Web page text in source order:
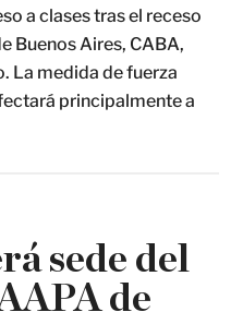
a clases tras el receso
Buenos Aires, CABA,
La medida de fuerza
principalmente a
sede del
de